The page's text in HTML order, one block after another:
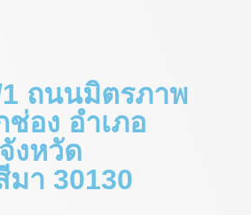
1 ถนนมิตรภาพ
อง อำเภอ
งหวัด
า 30130